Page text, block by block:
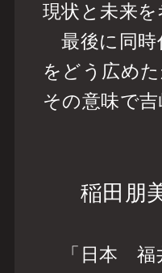
現状と未来
最後に同時
をどう広め
その意味で
稲田朋
「日本 福